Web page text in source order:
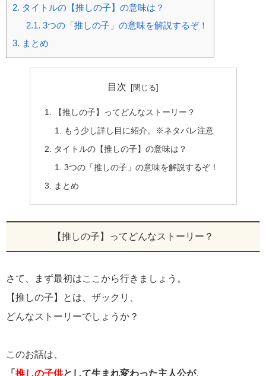
2. タイトルの【推しの子】の意味は？
2.1. 3つの「推しの子」の意味を解説するぞ！
3. まとめ
目次
【推しの子】ってどんなストーリー？
もう少し詳し目に紹介。※ネタバレ注意
タイトルの【推しの子】の意味は？
3つの「推しの子」の意味を解説するぞ！
まとめ
【推しの子】ってどんなストーリー？
さて、まず最初はここから行きましょう。
【推しの子】とは、ザックリ、
どんなストーリーでしょうか？
このお話は、
「 推しの子供として生まれ変わった主人公が、